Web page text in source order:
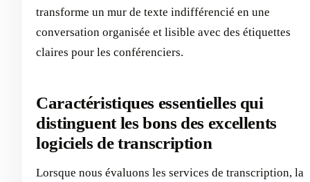
transforme un mur de texte indifférencié en une
conversation organisée et lisible avec des étiquettes
claires pour les conférenciers.
Caractéristiques essentielles qui
distinguent les bons des excellents
logiciels de transcription
Lorsque nous évaluons les services de transcription, la